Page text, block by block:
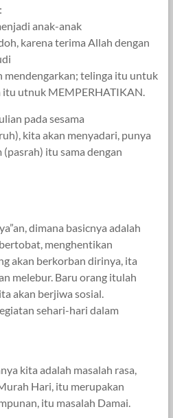
anak-anak
karena terima Allah dengan
mendengarkan; telinga itu untuk
utnuk MEMPERHATIKAN.
pada sesama
kita akan menyadari, punya
itu sama dengan
dimana basicnya adalah
menghentikan
akan berkorban dirinya, ita
melebur. Baru orang itulah
akan berjiwa sosial.
sehari-hari dalam
kita adalah masalah rasa,
Hari, itu merupakan
itu masalah Damai.